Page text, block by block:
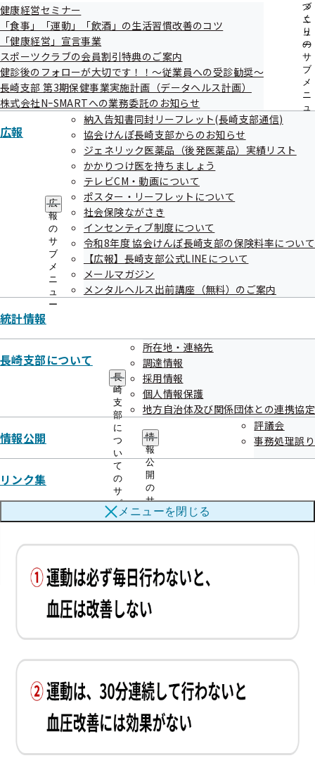
メ
ニ
ュ
ー
づ
く
り
の
サ
ブ
メ
ニ
ュ
健康経営セミナー
「食事」「運動」「飲酒」の生活習慣改善のコツ
「健康経営」宣言事業
スポーツクラブの会員割引特典のご案内
健診後のフォローが大切です！！～従業員への受診勧奨～
長崎支部 第3期保健事業実施計画（データヘルス計画）
株式会社NｰSMARTへの業務委託のお知らせ
広報
広
報
の
サ
ブ
メ
ニ
ュ
ー
納入告知書同封リーフレット(長崎支部通信)
協会けんぽ長崎支部からのお知らせ
ジェネリック医薬品（後発医薬品）実績リスト
かかりつけ医を持ちましょう
テレビCM・動画について
ポスター・リーフレットについて
社会保険ながさき
インセンティブ制度について
令和8年度 協会けんぽ長崎支部の保険料率について
【広報】長崎支部公式LINEについて
メールマガジン
メンタルヘルス出前講座（無料）のご案内
統計情報
長崎支部について
長
崎
支
部
に
つ
い
て
の
サ
ブ
メ
ュ
所在地・連絡先
調達情報
採用情報
個人情報保護
地方自治体及び関係団体との連携協定
情報公開
情
報
公
開
の
サ
ブ
メ
評議会
事務処理誤り
リンク集
メニューを閉じる